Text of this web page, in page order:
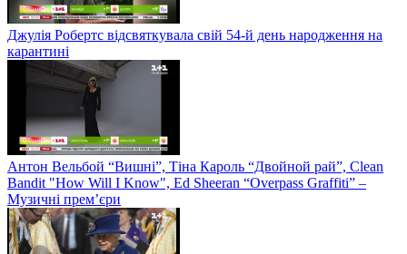
Джулія Робертс відсвяткувала свій 54-й день народження на
карантині
Антон Вельбой “Вишні”, Тіна Кароль “Двойной рай”, Clean
Bandit "How Will I Know", Ed Sheeran “Overpass Graffiti” –
Музичні прем’єри